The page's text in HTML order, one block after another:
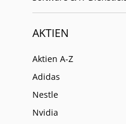
AKTIEN
Aktien A-Z
Adidas
Nestle
Nvidia